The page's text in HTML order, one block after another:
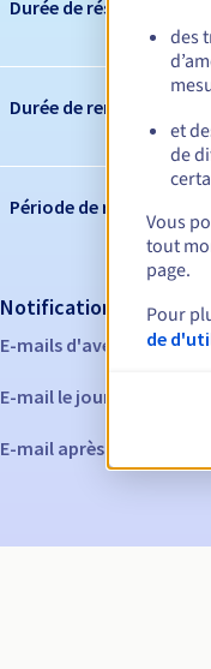
Durée de réservation
Durée de renouvellement
Période de rédemption
Notifications
E-mails d'avertissement :
E-mail le jour de
E-mail après la période
des
et
de
Vous
tout
page.
Pour
de